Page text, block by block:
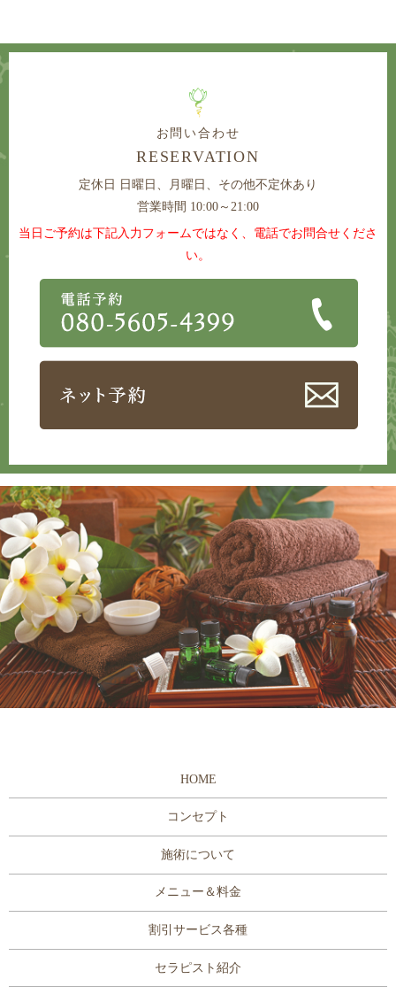
お問い合わせ
RESERVATION
定休日 日曜日、月曜日、その他不定休あり
営業時間 10:00～21:00
当日ご予約は下記入力フォームではなく、電話でお問合せくださ
い。
HOME
コンセプト
施術について
メニュー＆料金
割引サービス各種
セラピスト紹介